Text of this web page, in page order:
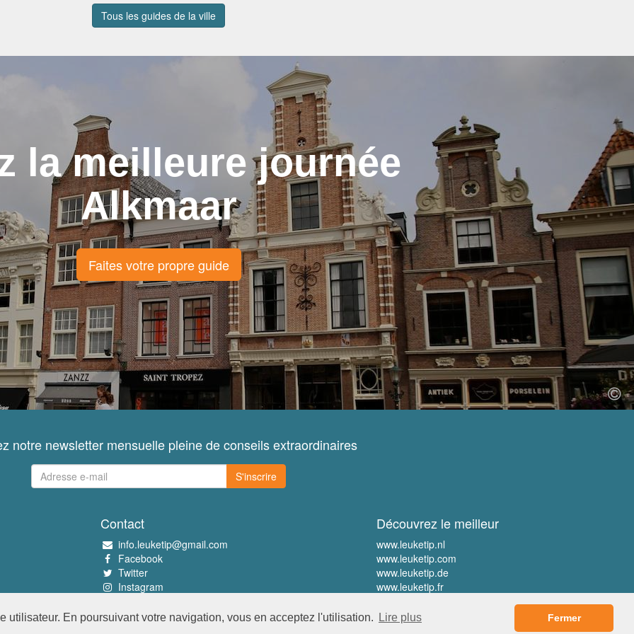
En poursuivant votre navigation, vous en acceptez l'utilisation. Lire plus Fermer
Tous les guides de la ville
la meilleure journée
Alkmaar
Faites votre propre guide
notre newsletter mensuelle pleine de conseils extraordinaires
S'inscrire
Contact
info.leuketip@gmail.com
Facebook
Twitter
Instagram
Découvrez le meilleur
www.leuketip.nl
www.leuketip.com
www.leuketip.de
www.leuketip.fr